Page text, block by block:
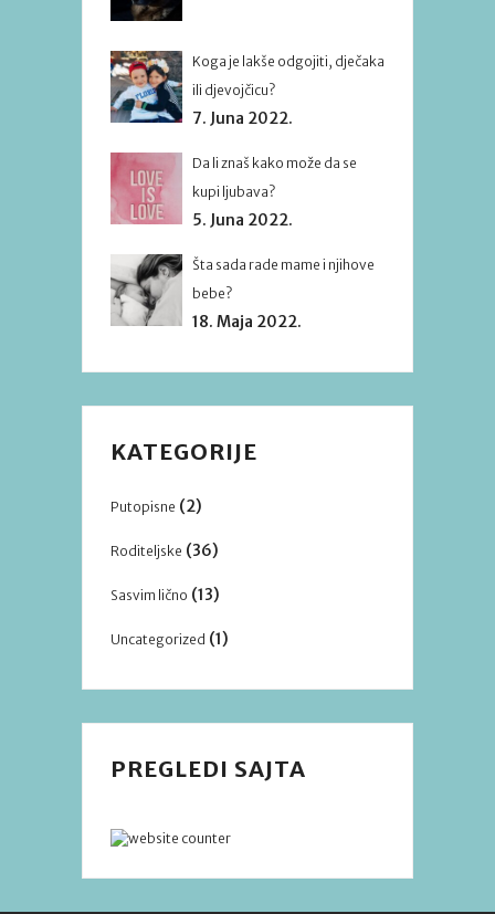
Koga je lakše odgojiti, dječaka
ili djevojčicu?
7. Juna 2022.
Da li znaš kako može da se
kupi ljubava?
5. Juna 2022.
Šta sada rade mame i njihove
bebe?
18. Maja 2022.
KATEGORIJE
Putopisne (2)
Roditeljske (36)
Sasvim lično (13)
Uncategorized (1)
PREGLEDI SAJTA